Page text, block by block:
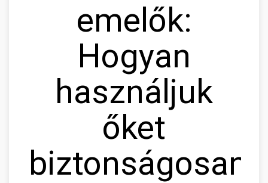
emelők:
Hogyan
használjuk
őket
biztonságosan?